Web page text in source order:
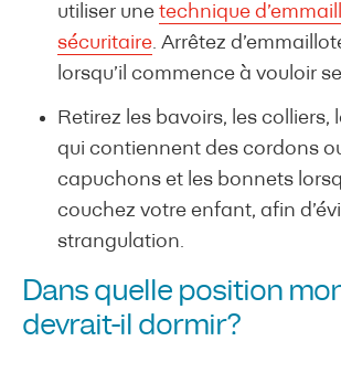
utiliser une technique
sécuritaire. Arrêtez
lorsqu’il commence à vouloir
Retirez les bavoirs, les colliers,
qui contiennent des cordons
capuchons et les bonnets
couchez votre enfant, afin
strangulation.
Dans quelle position
devrait-il dormir?